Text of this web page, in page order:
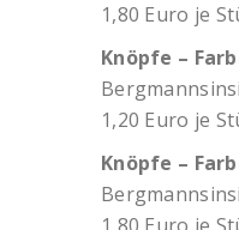
1,80 Euro je
Knöpfe –
1,20 Euro je
Knöpfe –